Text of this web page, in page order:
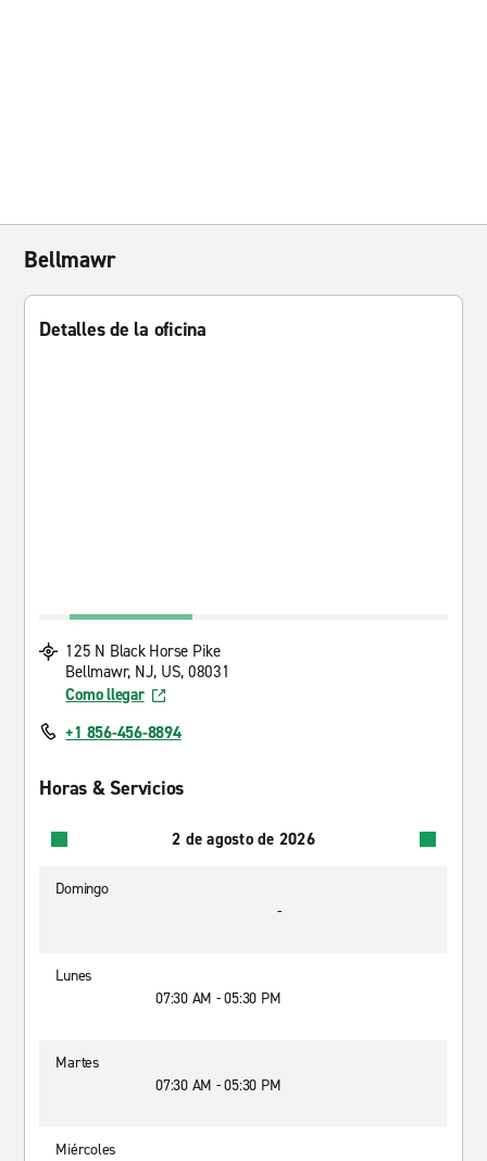
Bellmawr
Detalles de la oficina
125 N Black Horse Pike
Bellmawr, NJ, US, 08031
Como llegar
+1 856-456-8894
Horas & Servicios
2 de agosto de 2026
Domingo
-
Lunes
07:30 AM - 05:30 PM
Martes
07:30 AM - 05:30 PM
Miércoles